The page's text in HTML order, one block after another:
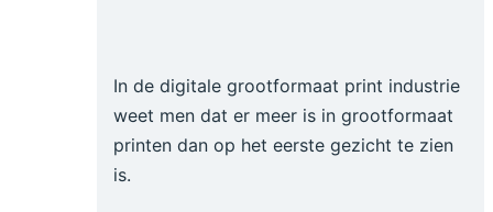
In de digitale grootformaat print industrie
weet men dat er meer is in grootformaat
printen dan op het eerste gezicht te zien
is.